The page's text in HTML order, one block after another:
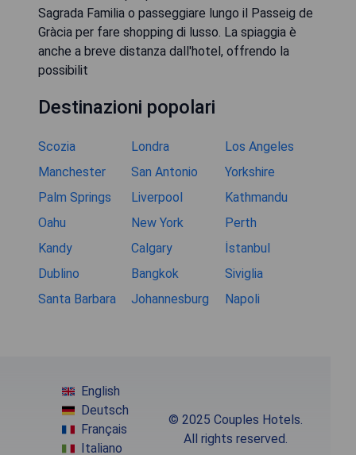
Sagrada Familia o passeggiare lungo il Passeig de
Gràcia per fare shopping di lusso. La spiaggia è
anche a breve distanza dall'hotel, offrendo la
possibilit
Destinazioni popolari
Scozia Londra
Los Angeles
Manchester
San Antonio
Yorkshire
Palm Springs
Liverpool
Kathmandu
Oahu
New York
Perth
Kandy
Calgary
İstanbul
Dublino
Bangkok
Siviglia
Santa Barbara
Johannesburg Napoli
English
Deutsch
Français
Italiano
© 2025 Couples Hotels.
All rights reserved.